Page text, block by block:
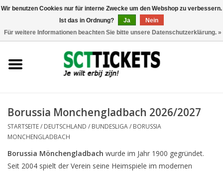
Italien
Borussia Monchengladbach 2026/2027
STARTSEITE/ DEUTSCHLAND / BUNDESLIGA/ BORUSSIA
MONCHENGLADBACH
Borussia Mönchengladbach wurde im Jahr 1900 gegründet.
Seit 2004 spielt der Verein seine Heimspiele im modernen
Wir benutzen Cookies nur für interne Zwecke um den Webshop zu verbessern.
Ist das in Ordnung?
Ja
Nein
Für weitere Informationen beachten Sie bitte unsere Datenschutzerklärung. »